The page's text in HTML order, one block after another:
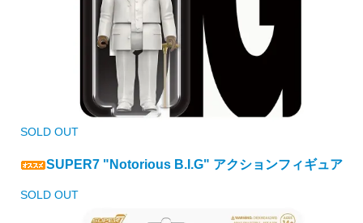
SOLD OUT
SUPER7 "Notorious B.I.G" アクションフィギュア
SOLD OUT